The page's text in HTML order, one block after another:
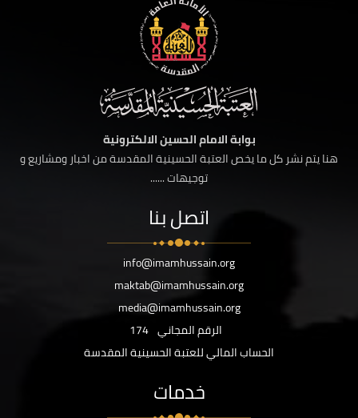
بوابة الامام الحسين الالكترونية
هنا يتم نشر كل ما يخص العتبة الحسينية المقدسة من اخبار ومشاريع و
توجيهات ......
اتصل بنا
info@imamhussain.org
maktab@imamhussain.org
media@imamhussain.org
الرقم المجاني 174
الحساب المالي للعتبة الحسينية المقدسة
خدمات